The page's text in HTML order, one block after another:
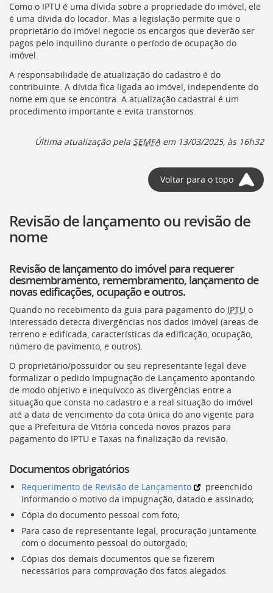
Como o IPTU é uma dívida sobre a propriedade do imóvel, ele
é uma dívida do locador. Mas a legislação permite que o
proprietário do imóvel negocie os encargos que deverão ser
pagos pelo inquilino durante o período de ocupação do
imóvel.
A responsabilidade de atualização do cadastro é do
contribuinte. A dívida fica ligada ao imóvel, independente do
nome em que se encontra. A atualização cadastral é um
procedimento importante e evita transtornos.
Última atualização pela SEMFA em 13/03/2025, às 16h32
Voltar para o topo
Revisão de lançamento ou revisão de
nome
Revisão de lançamento do imóvel para requerer
desmembramento, remembramento, lançamento de
novas edificações, ocupação e outros.
Quando no recebimento da guia para pagamento do IPTU o
interessado detecta divergências nos dados imóvel (areas de
terreno e edificada, características da edificação, ocupação,
número de pavimento, e outros).
O proprietário/possuidor ou seu representante legal deve
formalizar o pedido Impugnação de Lançamento apontando
de modo objetivo e inequívoco as divergências entre a
situação que consta no cadastro e a real situação do imóvel
até a data de vencimento da cota única do ano vigente para
que a Prefeitura de Vitória conceda novos prazos para
pagamento do IPTU e Taxas na finalização da revisão.
Documentos obrigatórios
Requerimento de Revisão de Lançamento
preenchido
informando o motivo da impugnação, datado e assinado;
Cópia do documento pessoal com foto;
Para caso de representante legal, procuração juntamente
com o documento pessoal do outorgado;
Cópias dos demais documentos que se fizerem
necessários para comprovação dos fatos alegados.